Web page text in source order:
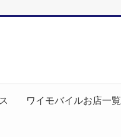
ワイモバイルお店一覧